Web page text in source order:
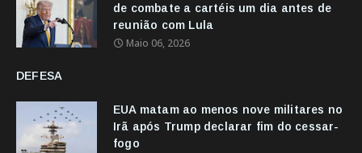
de combate a cartéis um dia antes de
reunião com Lula
Maio 06, 2026
DEFESA
EUA matam ao menos nove militares no
Irã após Trump declarar fim do cessar-
fogo